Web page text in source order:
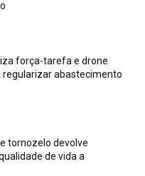
força-tarefa e drone
regularizar abastecimento
tornozelo devolve
de vida a